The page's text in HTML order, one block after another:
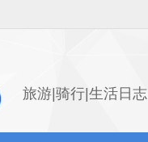
旅游|骑行|生活日志